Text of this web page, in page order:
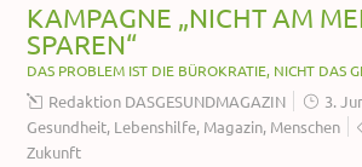
KAMPAGNE „NICHT AM
SPAREN“
DAS PROBLEM IST DIE BÜROKRATIE, NICHT DAS
Redaktion DASGESUNDMAGAZIN
3.
Gesundheit, Lebenshilfe, Magazin, Menschen
Zukunft